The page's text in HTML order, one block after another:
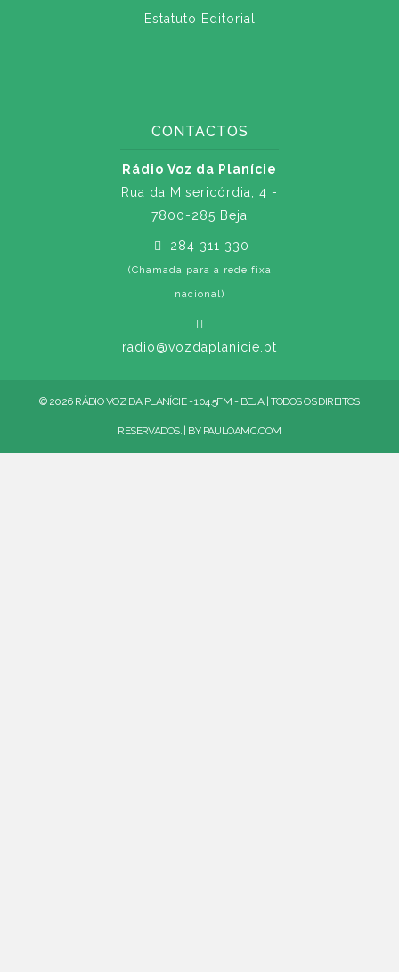
Estatuto Editorial
CONTACTOS
Rádio Voz da Planície
Rua da Misericórdia, 4 -
7800-285 Beja
284 311 330
(Chamada para a rede fixa
nacional)
radio@vozdaplanicie.pt
© 2026 RÁDIO VOZ DA PLANÍCIE - 104.5FM - BEJA | TODOS OS DIREITOS
RESERVADOS. | BY PAULOAMC.COM